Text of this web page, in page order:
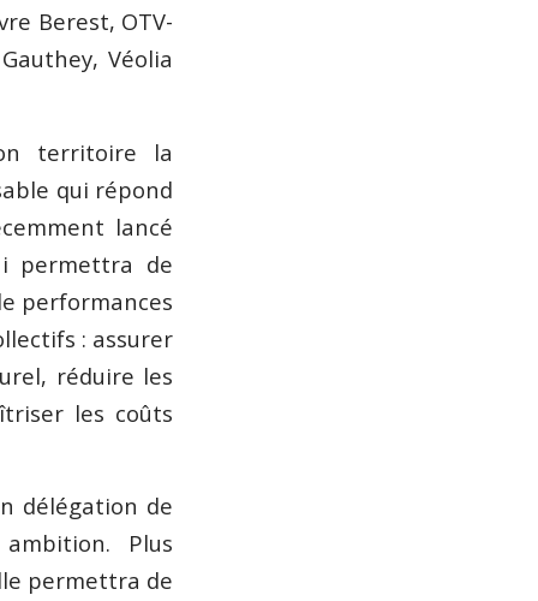
Berest, OTV-
Véolia
territoire la
qui répond
lancé
permettra de
performances
: assurer
réduire les
les coûts
délégation de
Plus
permettra de